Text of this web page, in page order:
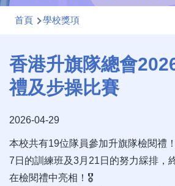
導
連
結
首頁 學校獎項
香港升旗隊總會
禮及步操比賽
2026-04-29
本校共有19位隊員參加升旗隊檢閱禮
7日的訓練班及3月21日的努力綵排，
在檢閱禮中亮相！🎖️